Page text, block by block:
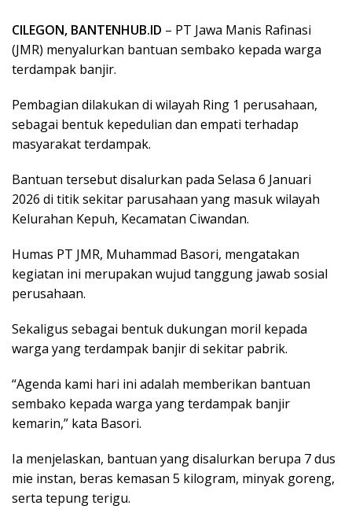
CILEGON, BANTENHUB.ID – PT Jawa Manis Rafinasi
(JMR) menyalurkan bantuan sembako kepada warga
terdampak banjir.
Pembagian dilakukan di wilayah Ring 1 perusahaan,
sebagai bentuk kepedulian dan empati terhadap
masyarakat terdampak.
Bantuan tersebut disalurkan pada Selasa 6 Januari
2026 di titik sekitar parusahaan yang masuk wilayah
Kelurahan Kepuh, Kecamatan Ciwandan.
Humas PT JMR, Muhammad Basori, mengatakan
kegiatan ini merupakan wujud tanggung jawab sosial
perusahaan.
Sekaligus sebagai bentuk dukungan moril kepada
warga yang terdampak banjir di sekitar pabrik.
“Agenda kami hari ini adalah memberikan bantuan
sembako kepada warga yang terdampak banjir
kemarin,” kata Basori.
Ia menjelaskan, bantuan yang disalurkan berupa 7 dus
mie instan, beras kemasan 5 kilogram, minyak goreng,
serta tepung terigu.